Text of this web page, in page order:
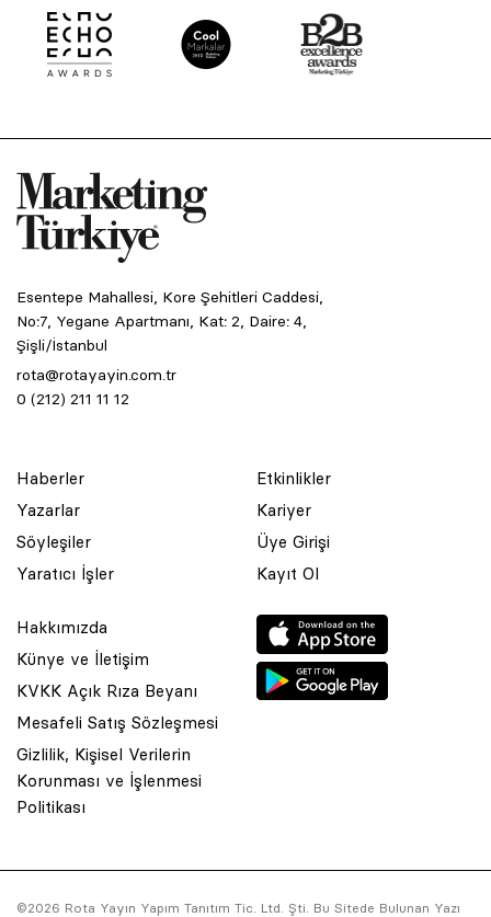
Esentepe Mahallesi, Kore Şehitleri Caddesi,
No:7, Yegane Apartmanı, Kat: 2, Daire: 4,
Şişli/İstanbul
rota@rotayayin.com.tr
0 (212) 211 11 12
Haberler
Yazarlar
Söyleşiler
Yaratıcı İşler
Etkinlikler
Kariyer
Üye Girişi
Kayıt Ol
Hakkımızda
Künye ve İletişim
KVKK Açık Rıza Beyanı
Mesafeli Satış Sözleşmesi
Gizlilik, Kişisel Verilerin
Korunması ve İşlenmesi
Politikası
©2026 Rota Yayın Yapım Tanıtım Tic. Ltd. Şti. Bu Sitede Bulunan Yazı
© 2001 Rota Yayın Yapım Tanıtım Tic. Ltd. Şti. Bu Sitede Bulunan
Asquared WordPress Agencytarafından tasarlanmış ve